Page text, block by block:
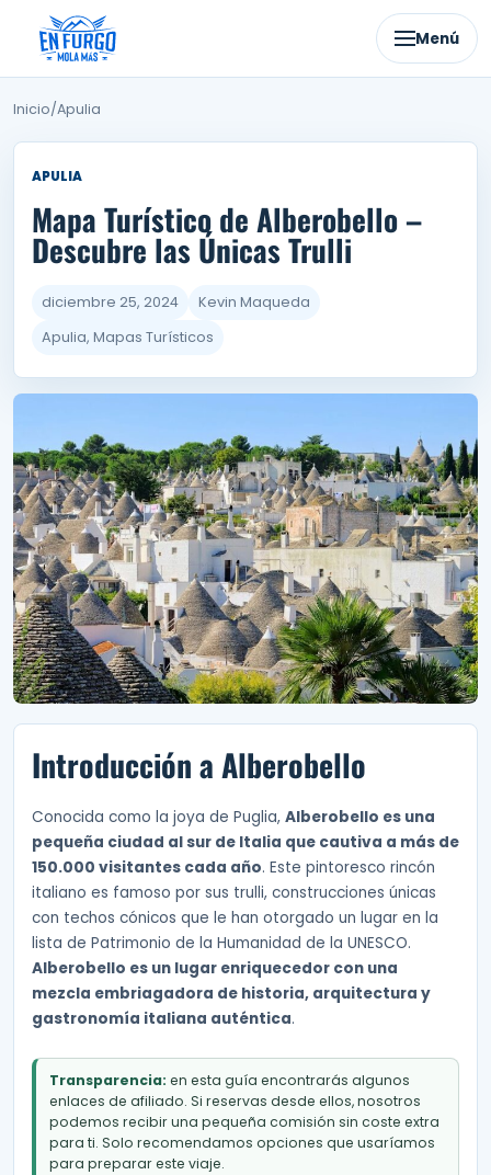
contenido
Menú
Inicio/Apulia
APULIA
Mapa Turístico de Alberobello –
Descubre las Únicas Trulli
diciembre 25, 2024
Kevin Maqueda
Apulia, Mapas Turísticos
Introducción a Alberobello
Conocida como la joya de Puglia, Alberobello es una
pequeña ciudad al sur de Italia que cautiva a más de
150.000 visitantes cada año. Este pintoresco rincón
italiano es famoso por sus trulli, construcciones únicas
con techos cónicos que le han otorgado un lugar en la
lista de Patrimonio de la Humanidad de la UNESCO.
Alberobello es un lugar enriquecedor con una
mezcla embriagadora de historia, arquitectura y
gastronomía italiana auténtica.
Transparencia: en esta guía encontrarás algunos
enlaces de afiliado. Si reservas desde ellos, nosotros
podemos recibir una pequeña comisión sin coste extra
para ti. Solo recomendamos opciones que usaríamos
para preparar este viaje.